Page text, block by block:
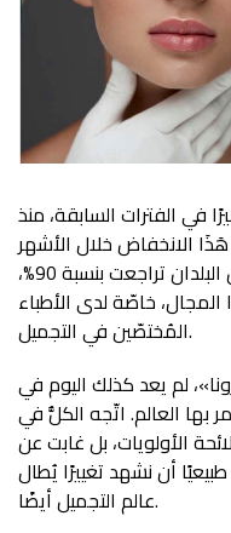
في الفترات السابقة، منذ
الانخفاض خلال الأشهر
الأولى من عام 2020، 80%. وفى بعض البلدان تراجعت بنسبة 90%،
خاصّة لدى الأطباء
المُختصّين في التجميل.
لم يعد كذلك اليوم في
بها العالم. اتّجه الكلُّ في
الأولويات، بل غابت عن
أن نشهد تغييرًا يُطال
عالم التجميل أيضًا.